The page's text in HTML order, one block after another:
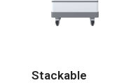
Stackable